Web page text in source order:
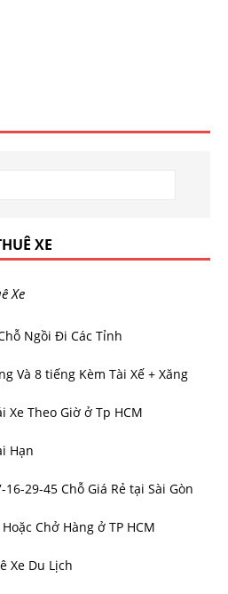
XE
Xe
Ngồi Đi Các Tỉnh
Và 8 tiếng Kèm Tài Xế + Xăng
Xe Theo Giờ ở Tp HCM
Hạn
16-29-45 Chỗ Giá Rẻ tại Sài Gòn
Chở Hàng ở TP HCM
Xe Du Lịch